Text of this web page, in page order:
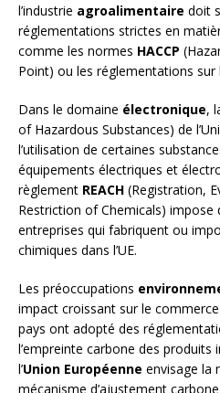
l’industrie agroalimentaire doit
réglementations strictes en
comme les normes HACCP
Point) ou les réglementations sur
Dans le domaine électronique,
of Hazardous Substances) de
l’utilisation de certaines
équipements électriques et
règlement REACH (Registration,
Restriction of Chemicals)
entreprises qui fabriquent ou
chimiques dans l’UE.
Les préoccupations
impact croissant sur le
pays ont adopté des
l’empreinte carbone des produits
l’Union Européenne envisage la
mécanisme d’ajustement